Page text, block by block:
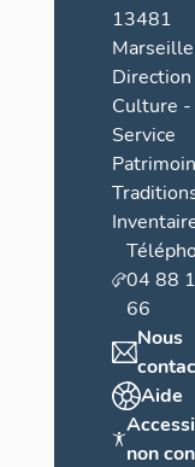
13481
Marseille
Culture -
Service
04 88
66
Nous
Aide
non